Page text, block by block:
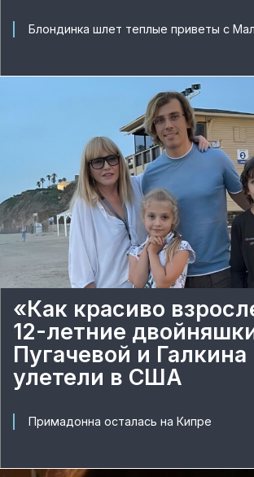
Блондинка шлет теплые приветы с
«Как красиво
12-летние
Пугачевой и Галкина
улетели в США
Примадонна осталась на Кипре